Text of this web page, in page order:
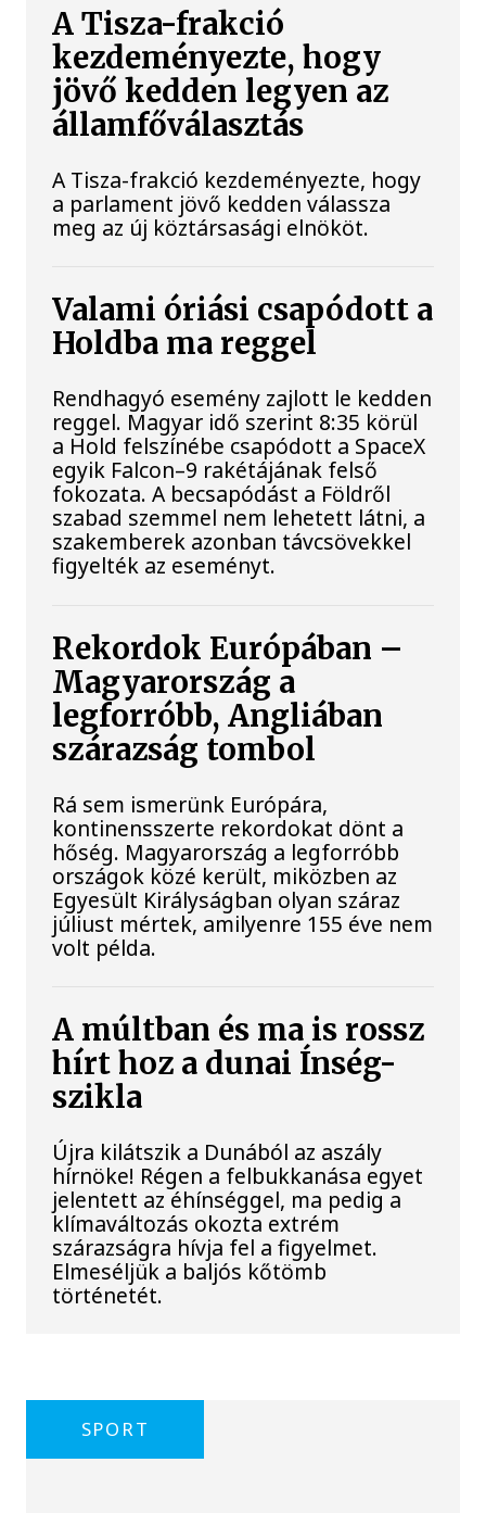
A Tisza-frakció
kezdeményezte, hogy
jövő kedden legyen az
államfőválasztás
A Tisza-frakció kezdeményezte, hogy
a parlament jövő kedden válassza
meg az új köztársasági elnököt.
Valami óriási csapódott a
Holdba ma reggel
Rendhagyó esemény zajlott le kedden
reggel. Magyar idő szerint 8:35 körül
a Hold felszínébe csapódott a SpaceX
egyik Falcon–9 rakétájának felső
fokozata. A becsapódást a Földről
szabad szemmel nem lehetett látni, a
szakemberek azonban távcsövekkel
figyelték az eseményt.
Rekordok Európában –
Magyarország a
legforróbb, Angliában
szárazság tombol
Rá sem ismerünk Európára,
kontinensszerte rekordokat dönt a
hőség. Magyarország a legforróbb
országok közé került, miközben az
Egyesült Királyságban olyan száraz
júliust mértek, amilyenre 155 éve nem
volt példa.
A múltban és ma is rossz
hírt hoz a dunai Ínség-
szikla
Újra kilátszik a Dunából az aszály
hírnöke! Régen a felbukkanása egyet
jelentett az éhínséggel, ma pedig a
klímaváltozás okozta extrém
szárazságra hívja fel a figyelmet.
Elmeséljük a baljós kőtömb
történetét.
SPORT